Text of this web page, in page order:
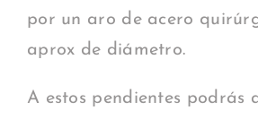
por un aro de acero
aprox de diámetro.
A estos pendientes podrás